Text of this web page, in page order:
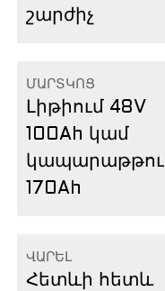
շարժիչ
ՄԱՐՏԿՈՑ
Լիթիում 48V
100Ah կամ
կապարաթթու
170Ah
ՎԱՐԵԼ
Հետևի հետև